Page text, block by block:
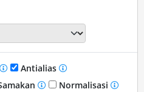
Antialias
Normalisasi